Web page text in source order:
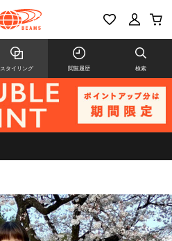
スタイリング 閲覧履歴 検索